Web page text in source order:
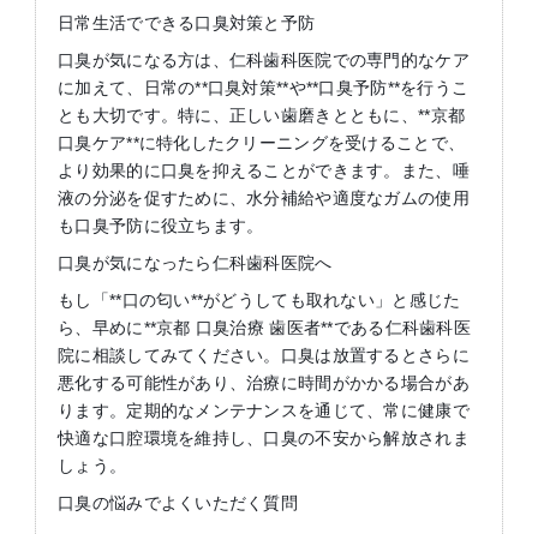
日常生活でできる口臭対策と予防
口臭が気になる方は、仁科歯科医院での専門的なケア
に加えて、日常の**口臭対策**や**口臭予防**を行うこ
とも大切です。特に、正しい歯磨きとともに、**京都
口臭ケア**に特化したクリーニングを受けることで、
より効果的に口臭を抑えることができます。また、唾
液の分泌を促すために、水分補給や適度なガムの使用
も口臭予防に役立ちます。
口臭が気になったら仁科歯科医院へ
もし「**口の匂い**がどうしても取れない」と感じた
ら、早めに**京都 口臭治療 歯医者**である仁科歯科医
院に相談してみてください。口臭は放置するとさらに
悪化する可能性があり、治療に時間がかかる場合があ
ります。定期的なメンテナンスを通じて、常に健康で
快適な口腔環境を維持し、口臭の不安から解放されま
しょう。
口臭の悩みでよくいただく質問